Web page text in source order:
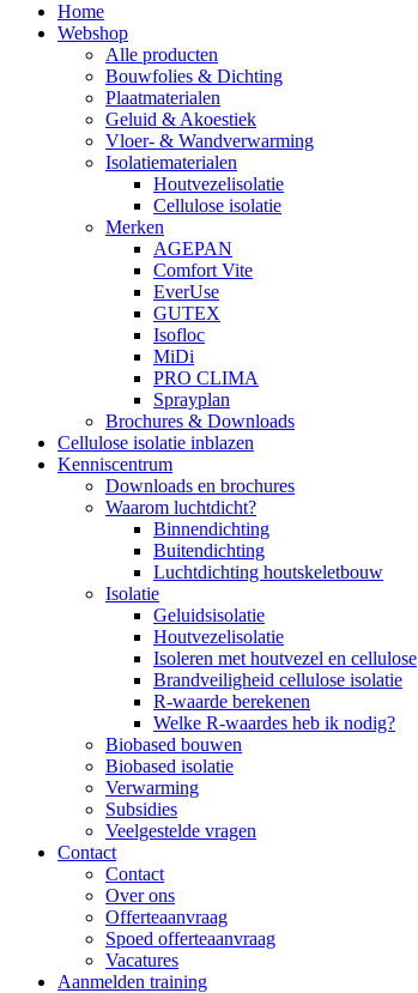
Home
Webshop
Alle producten
Bouwfolies & Dichting
Plaatmaterialen
Geluid & Akoestiek
Vloer- & Wandverwarming
Isolatiematerialen
Houtvezelisolatie
Cellulose isolatie
Merken
AGEPAN
Comfort Vite
EverUse
GUTEX
Isofloc
MiDi
PRO CLIMA
Sprayplan
Brochures & Downloads
Cellulose isolatie inblazen
Kenniscentrum
Downloads en brochures
Waarom luchtdicht?
Binnendichting
Buitendichting
Luchtdichting houtskeletbouw
Isolatie
Geluidsisolatie
Houtvezelisolatie
Isoleren met houtvezel en cellulose
Brandveiligheid cellulose isolatie
R-waarde berekenen
Welke R-waardes heb ik nodig?
Biobased bouwen
Biobased isolatie
Verwarming
Subsidies
Veelgestelde vragen
Contact
Contact
Over ons
Offerteaanvraag
Spoed offerteaanvraag
Vacatures
Aanmelden training